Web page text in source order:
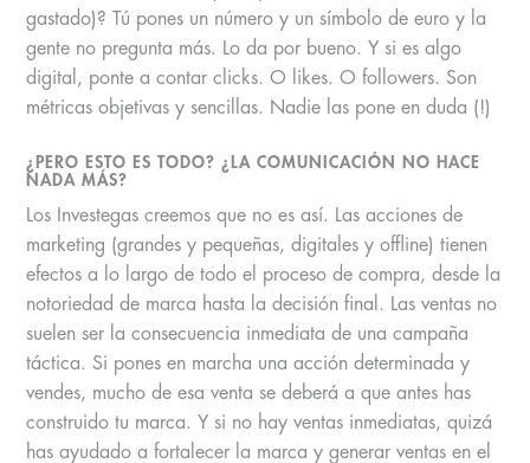
gastado)? Tú pones un número y un símbolo de euro y la
gente no pregunta más. Lo da por bueno. Y si es algo
digital, ponte a contar clicks. O likes. O followers. Son
métricas objetivas y sencillas. Nadie las pone en duda (!)
¿PERO ESTO ES TODO? ¿LA COMUNICACIÓN NO HACE
NADA MÁS?
Los Investegas creemos que no es así. Las acciones de
marketing (grandes y pequeñas, digitales y offline) tienen
efectos a lo largo de todo el proceso de compra, desde la
notoriedad de marca hasta la decisión final. Las ventas no
suelen ser la consecuencia inmediata de una campaña
táctica. Si pones en marcha una acción determinada y
vendes, mucho de esa venta se deberá a que antes has
construido tu marca. Y si no hay ventas inmediatas, quizá
has ayudado a fortalecer la marca y generar ventas en el